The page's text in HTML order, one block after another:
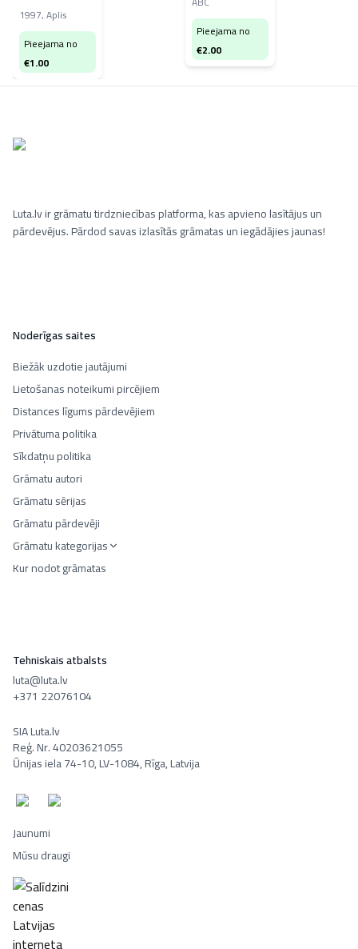
1997,Aplis
Pieejama no
€1.00
Pieejama no
€2.00
Luta.lv ir grāmatu tirdzniecības platforma, kas apvieno lasītājus un
pārdevējus. Pārdod savas izlasītās grāmatas un iegādājies jaunas!
Noderīgas saites
Biežāk uzdotie jautājumi
Lietošanas noteikumi pircējiem
Distances līgums pārdevējiem
Privātuma politika
Sīkdatņu politika
Grāmatu autori
Grāmatu sērijas
Grāmatu pārdevēji
Grāmatu kategorijas
Kur nodot grāmatas
Tehniskais atbalsts
luta@luta.lv
+371 22076104
SIA Luta.lv
Reģ. Nr. 40203621055
Ūnijas iela 74-10, LV-1084, Rīga, Latvija
Jaunumi
Mūsu draugi